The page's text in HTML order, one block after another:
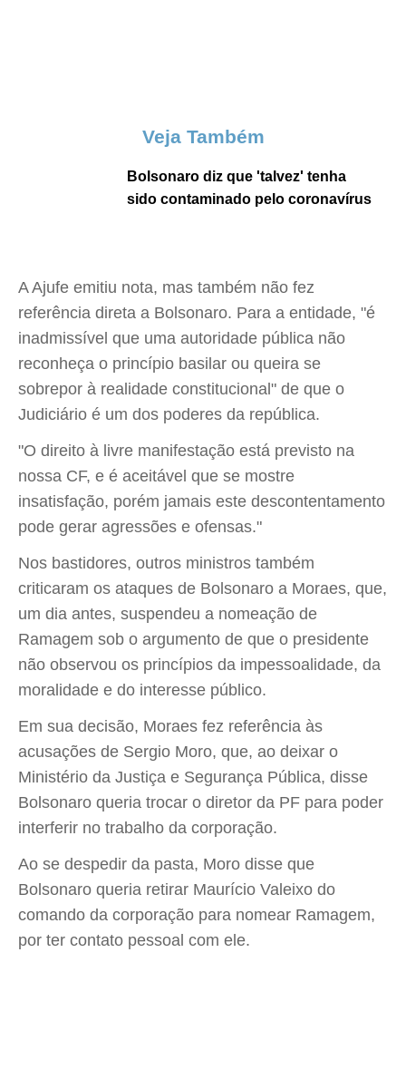
Veja Também
Bolsonaro diz que 'talvez' tenha
sido contaminado pelo coronavírus
A Ajufe emitiu nota, mas também não fez
referência direta a Bolsonaro. Para a entidade, "é
inadmissível que uma autoridade pública não
reconheça o princípio basilar ou queira se
sobrepor à realidade constitucional" de que o
Judiciário é um dos poderes da república.
"O direito à livre manifestação está previsto na
nossa CF, e é aceitável que se mostre
insatisfação, porém jamais este descontentamento
pode gerar agressões e ofensas."
Nos bastidores, outros ministros também
criticaram os ataques de Bolsonaro a Moraes, que,
um dia antes, suspendeu a nomeação de
Ramagem sob o argumento de que o presidente
não observou os princípios da impessoalidade, da
moralidade e do interesse público.
Em sua decisão, Moraes fez referência às
acusações de Sergio Moro, que, ao deixar o
Ministério da Justiça e Segurança Pública, disse
Bolsonaro queria trocar o diretor da PF para poder
interferir no trabalho da corporação.
Ao se despedir da pasta, Moro disse que
Bolsonaro queria retirar Maurício Valeixo do
comando da corporação para nomear Ramagem,
por ter contato pessoal com ele.